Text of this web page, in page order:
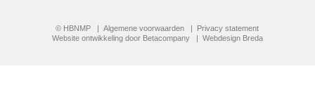
© HBNMP Algemene voorwaarden
Privacy statement
Website ontwikkeling door Betacompany
Webdesign Breda